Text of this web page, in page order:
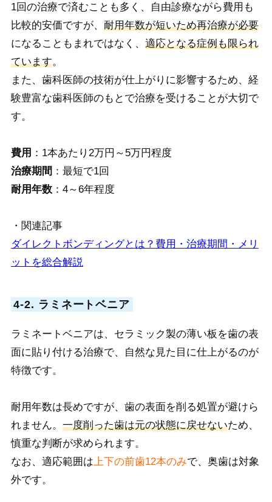
1回の治療で済むことも多く、自由診療ながら費用も
比較的安価ですが、 耐用年数が短いため再治療が必要
になることもまれではなく、 適応となる症例も限られ
ています。
また、歯科医師の技術が仕上がりに影響するため、経
験豊富な歯科医師のもとで治療を受けることが大切で
す。
費用 ：1本あたり2万円～5万円程度
治療期間 ：最短で1回
耐用年数：4～6年程度
・関連記事
ダイレクトボンディングとは？費用・治療期間・メリ
ットを総合解説
4-2. ラミネートベニア
ラミネートベニアは、セラミック製の薄い板を歯の表
面に貼り付ける治療で、自然な見た目に仕上がるのが
特徴です。
耐用年数は長めですが、歯の表面を削る処置が避けら
れません。 一度削った歯は元の状態に戻せないため、
慎重な判断が求められます。
なお、適応範囲は 上下の前歯12本のみで、奥歯は対象
外です。